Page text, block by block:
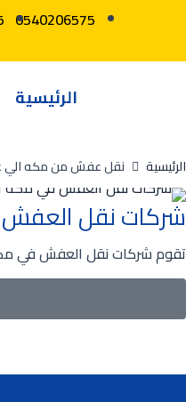
0540206575
الرئيسية
الرئيسية نقل عفش من مكه الي
شركات نقل
تقوم شركات نقل العفش في